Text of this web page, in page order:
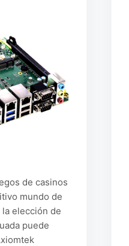
de casinos
mundo de
elección de
puede